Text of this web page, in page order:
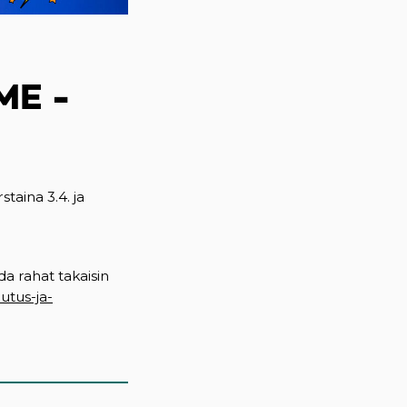
-
3.4. ja
rahat takaisin
ja-